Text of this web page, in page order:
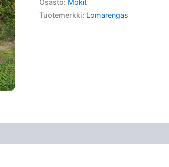
Osasto: Mokit
Tuotemerkki: Lomarengas